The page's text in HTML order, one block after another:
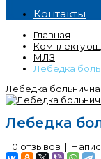
Контакты
Главная
МЛЗ
Лебедка
Лебедка
Лебедка
0 отзывов |